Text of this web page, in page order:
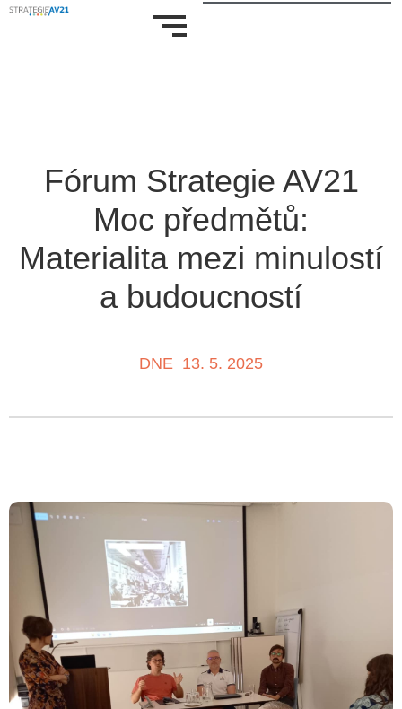
Fórum Strategie AV21
Moc předmětů:
Materialita mezi minulostí
a budoucností
DNE 13. 5. 2025